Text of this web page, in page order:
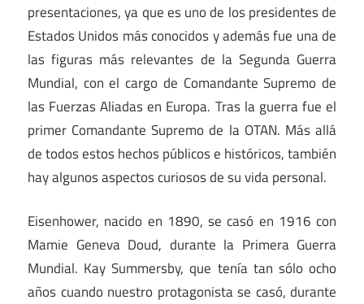
presentaciones, ya que es uno de los presidentes de
Estados Unidos más conocidos y además fue una de
las figuras más relevantes de la Segunda Guerra
Mundial, con el cargo de Comandante Supremo de
las Fuerzas Aliadas en Europa. Tras la guerra fue el
primer Comandante Supremo de la OTAN. Más allá
de todos estos hechos públicos e históricos, también
hay algunos aspectos curiosos de su vida personal.
Eisenhower, nacido en 1890, se casó en 1916 con
Mamie Geneva Doud, durante la Primera Guerra
Mundial. Kay Summersby, que tenía tan sólo ocho
años cuando nuestro protagonista se casó, durante